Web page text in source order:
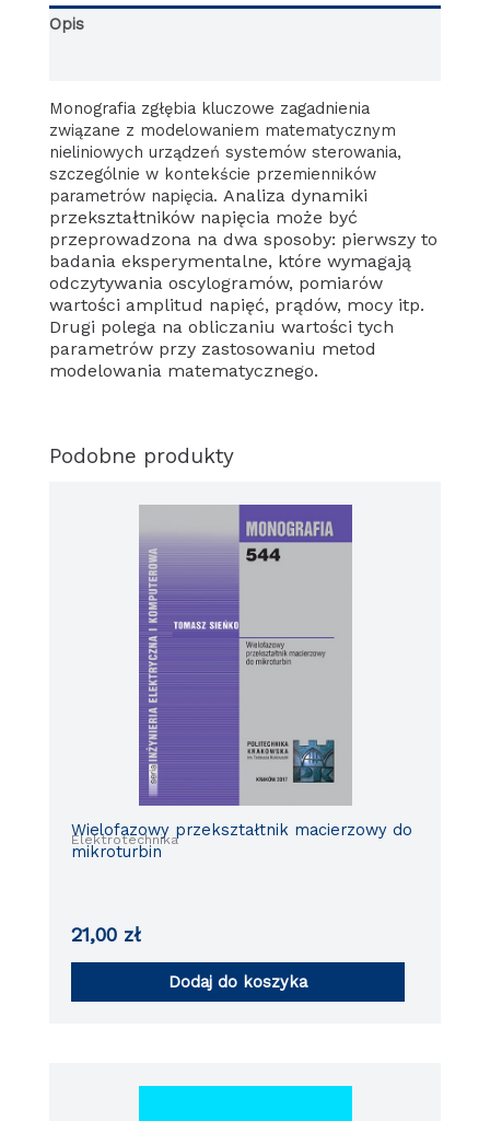
Opis
Monografia zgłębia kluczowe zagadnienia
związane z modelowaniem matematycznym
nieliniowych urządzeń systemów sterowania,
szczególnie w kontekście przemienników
parametrów napięcia. Analiza dynamiki
przekształtników napięcia może być
przeprowadzona na dwa sposoby: pierwszy to
badania eksperymentalne, które wymagają
odczytywania oscylogramów, pomiarów
wartości amplitud napięć, prądów, mocy itp.
Drugi polega na obliczaniu wartości tych
parametrów przy zastosowaniu metod
modelowania matematycznego.
Podobne produkty
Elektrotechnika
Wielofazowy przekształtnik macierzowy do
mikroturbin
21,00 zł
Dodaj do koszyka